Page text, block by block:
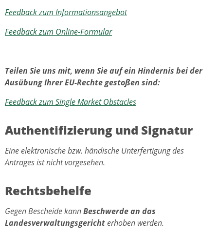
Feedback zum Informationsangebot
Feedback zum Online-Formular
Teilen Sie uns mit, wenn Sie auf ein Hindernis bei der
Ausübung Ihrer EU-Rechte gestoßen sind:
Feedback zum Single Market Obstacles
Authentifizierung und Signatur
Eine elektronische bzw. händische Unterfertigung des
Antrages ist nicht vorgesehen.
Rechtsbehelfe
Gegen Bescheide kannBeschwerde an das
Landesverwaltungsgerichterhoben werden.